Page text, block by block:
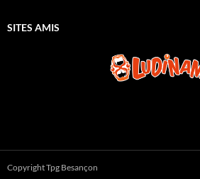
SITES AMIS
Copyright Tpg Besançon